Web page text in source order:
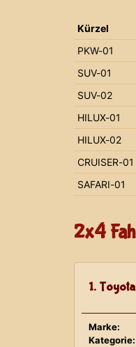
Kürzel
PKW-01
SUV-01
SUV-02
HILUX-01
HILUX-02
CRUISER-01
SAFARI-01
2x4
1.
Marke:
Kategorie: